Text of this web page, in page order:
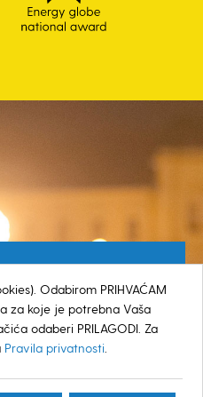
048
Odabirom PRIHVAĆAM
za koje je potrebna Vaša
odaberi PRILAGODI. Za
Pravila privatnosti